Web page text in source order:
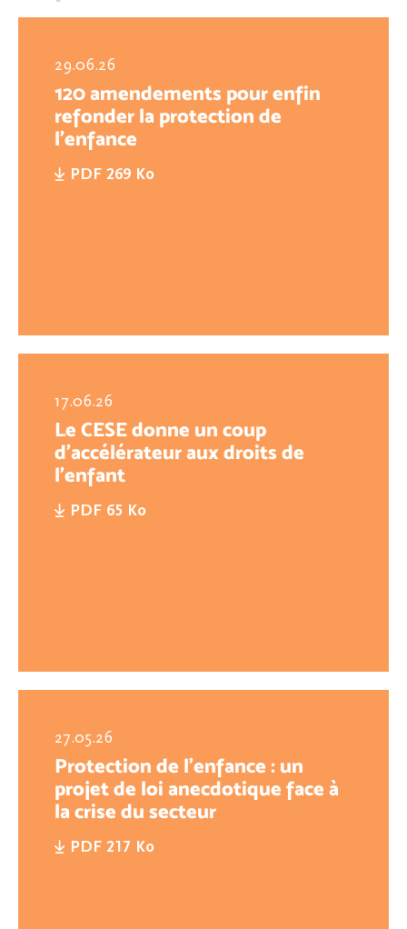
29.06.26
120 amendements pour enfin
refonder la protection de
l'enfance
PDF 269 Ko
17.06.26
Le CESE donne un coup
d’accélérateur aux droits de
l’enfant
PDF 65 Ko
27.05.26
Protection de l’enfance : un
projet de loi anecdotique face à
la crise du secteur
PDF 217 Ko